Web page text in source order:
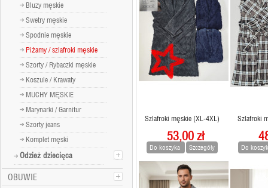
Bluzy męskie
Swetry męskie
Spodnie męskie
Piżamy / szlafroki męskie
Szorty / Rybaczki męskie
Koszule / Krawaty
MUCHY MĘSKIE
Marynarki / Garnitur
Szorty jeans
Komplet męski
Odzież dziecięca
OBUWIE
Szlafroki męskie (XL-4XL)
53,00 zł
Do koszyka Szczegóły
Szlafroki
Do